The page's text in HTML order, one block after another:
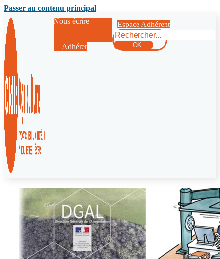
Passer au contenu principal
Nous écrire
Adhérer
Espace Adhérent
Rechercher
OK